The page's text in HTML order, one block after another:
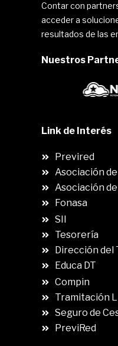
Contar con
acceder a
resultados de las
Nuestros
Link de Interés
Previred
Asociación
Asociación
Fonasa
SII
Tesorería
Dirección del
Educa DT
Compin
Tramitación
Seguro de
PreviRed